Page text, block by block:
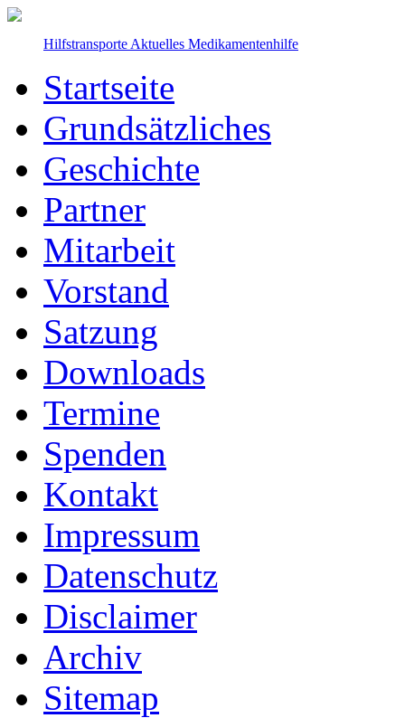
Hilfstransporte Aktuelles Medikamentenhilfe
Startseite
Grundsätzliches
Geschichte
Partner
Mitarbeit
Vorstand
Satzung
Downloads
Termine
Spenden
Kontakt
Impressum
Datenschutz
Disclaimer
Archiv
Sitemap